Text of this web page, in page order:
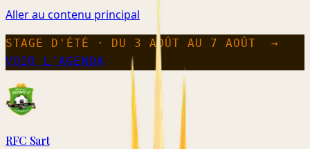
Aller au contenu principal
STAGE D'ÉTÉ · DU 3 AOÛT AU 7 AOÛT
→
VOIR L'AGENDA
RFC Sart